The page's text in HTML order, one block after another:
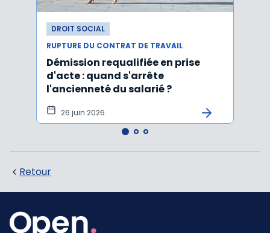
DROIT SOCIAL
RUPTURE DU CONTRAT DE TRAVAIL
Démission requalifiée en prise
d'acte : quand s'arrête
l'ancienneté du salarié ?
26 juin 2026
Retour